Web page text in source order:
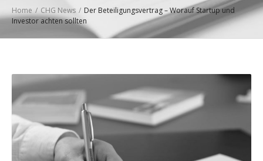
Home / CHG News / Der Beteiligungsvertrag – Worauf Startup und
Investor achten sollten